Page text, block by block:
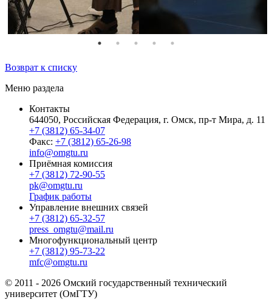
Возврат к списку
Меню раздела
Контакты
644050, Российская Федерация, г. Омск, пр-т Мира, д. 11
+7 (3812) 65-34-07
Факс: +7 (3812) 65-26-98
info@omgtu.ru
Приёмная комиссия
+7 (3812) 72-90-55
pk@omgtu.ru
График работы
Управление внешних связей
+7 (3812) 65-32-57
press_omgtu@mail.ru
Многофункциональный центр
+7 (3812) 95-73-22
mfc@omgtu.ru
© 2011 - 2026 Омский государственный технический
университет (ОмГТУ)